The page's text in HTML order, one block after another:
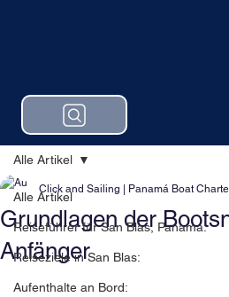
Alle Artikel
Reiseführer für San Blas, Panama:
Reiseziele in San Blas:
Aufenthalte an Bord:
Alle Artikel
Grundlagen der
Anfänger
Click and Sailing | Panamá Boat